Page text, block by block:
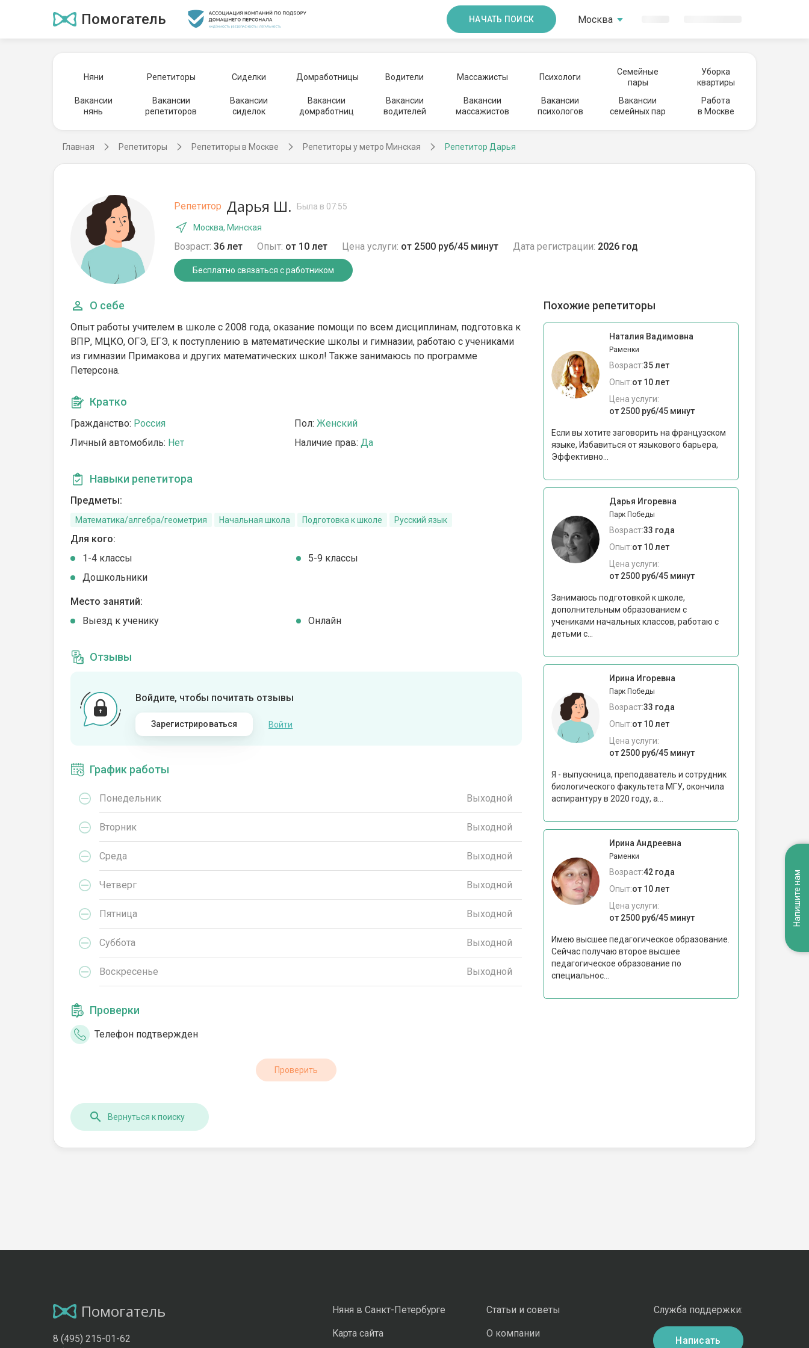
Помогатель НАЧАТЬ ПОИСК Москва
Няни Репетиторы Сиделки Домработницы Водители Массажисты Психологи
Семейные
пары
Уборка
квартиры
Вакансии
нянь
Вакансии
репетиторов
Вакансии
сиделок
Вакансии
домработниц
Вакансии
водителей
Вакансии
массажистов
Вакансии
психологов
Вакансии
семейных пар
Работа
в Москве
Главная Репетиторы Репетиторы в Москве Репетиторы у метро Минская Репетитор Дарья
Репетитор Дарья Ш. Была в 07:55
Москва, Минская
Возраст: 36 лет Опыт: от 10 лет Цена услуги: от 2500 руб/45 минут Дата регистрации: 2026 год
Бесплатно связаться с работником
О себе
Опыт работы учителем в школе с 2008 года, оказание помощи по всем дисциплинам, подготовка к
ВПР, МЦКО, ОГЭ, ЕГЭ, к поступлению в математические школы и гимназии, работаю с учениками
из гимназии Примакова и других математических школ! Также занимаюсь по программе
Петерсона.
Кратко
Гражданство: Россия Пол: Женский
Личный автомобиль: Нет Наличие прав: Да
Навыки репетитора
Предметы:
Математика/алгебра/геометрия Начальная школа Подготовка к школе Русский язык
Для кого:
1-4 классы
5-9 классы
Дошкольники
Место занятий:
Выезд к ученику
Онлайн
Отзывы
Войдите, чтобы почитать отзывы
Зарегистрироваться Войти
График работы
Понедельник Выходной
Вторник Выходной
Среда Выходной
Четверг Выходной
Пятница Выходной
Суббота Выходной
Воскресенье Выходной
Проверки
Телефон подтвержден
Проверить
Похожие репетиторы
Наталия Вадимовна
Раменки
Возраст:35 лет
Опыт:от 10 лет
Цена услуги:
от 2500 руб/45 минут
Если вы хотите заговорить на французском
языке, Избавиться от языкового барьера,
Эффективно...
Дарья Игоревна
Парк Победы
Возраст:33 года
Опыт:от 10 лет
Цена услуги:
от 2500 руб/45 минут
Занимаюсь подготовкой к школе,
дополнительным образованием с
учениками начальных классов, работаю с
детьми с...
Ирина Игоревна
Парк Победы
Возраст:33 года
Опыт:от 10 лет
Цена услуги:
от 2500 руб/45 минут
Я - выпускница, преподаватель и сотрудник
биологического факультета МГУ, окончила
аспирантуру в 2020 году, а...
Ирина Андреевна
Раменки
Возраст:42 года
Опыт:от 10 лет
Цена услуги:
от 2500 руб/45 минут
Имею высшее педагогическое образование.
Сейчас получаю второе высшее
педагогическое образование по
специальнос...
Вернуться к поиску
Помогатель
8 (495) 215-01-62
Няня в Санкт-Петербурге
Карта сайта
Статьи и советы
О компании
Служба поддержки:
Написать
Напишите нам